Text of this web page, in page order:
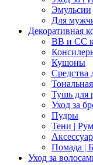
Эмульсии
Для
Декоративная
ВВ и СС
Кушоны
Средства
Тушь для
Уход за
Пудры
Тени |
Помада |
Уход за